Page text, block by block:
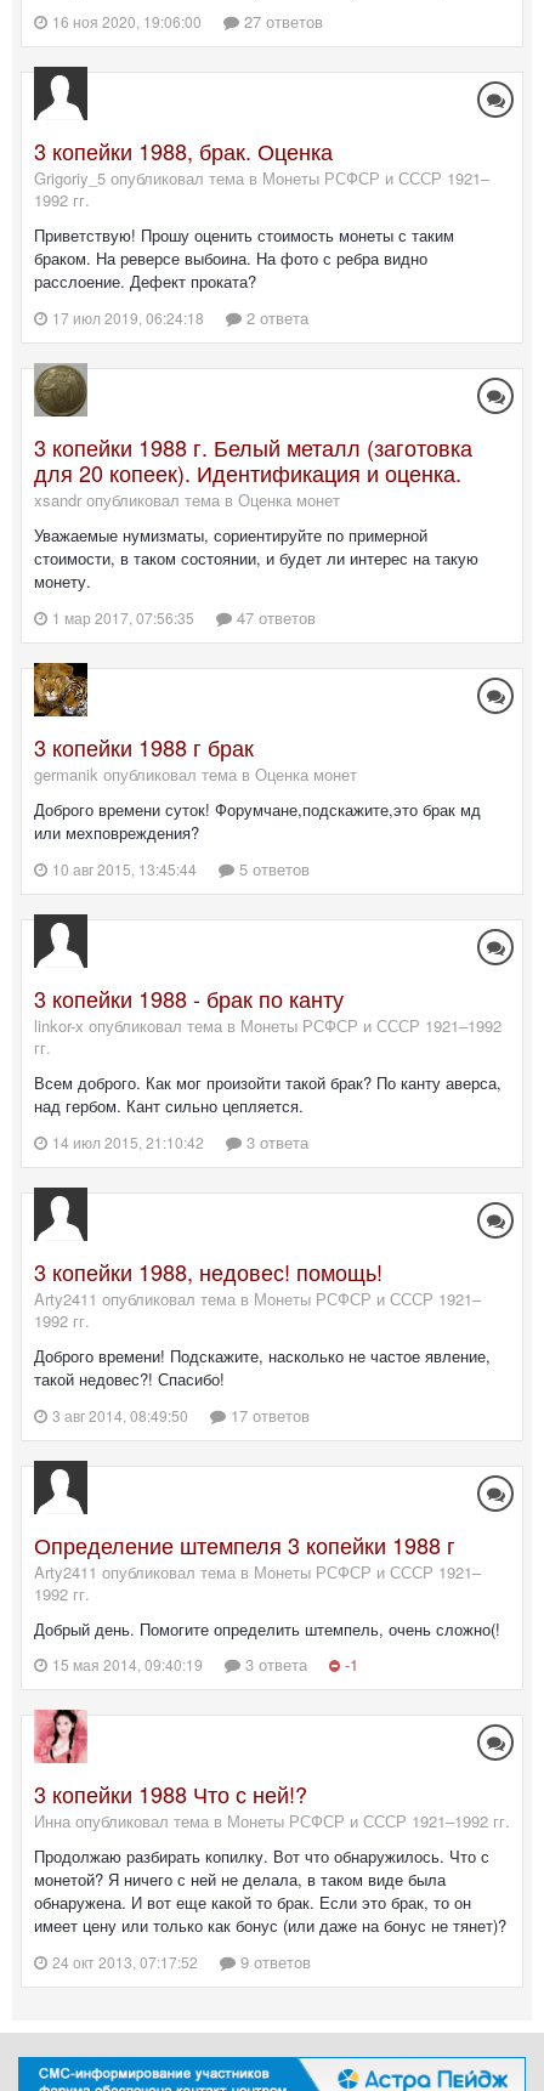
16 ноя 2020, 19:06:00 27 ответов
3 копейки 1988, брак. Оценка
Grigoriy_5 опубликовал тема в Монеты РСФСР и СССР 1921–
1992 гг.
Приветствую! Прошу оценить стоимость монеты с таким
браком. На реверсе выбоина. На фото с ребра видно
расслоение. Дефект проката?
17 июл 2019, 06:24:18 2 ответа
3 копейки 1988 г. Белый металл (заготовка
для 20 копеек). Идентификация и оценка.
xsandr опубликовал тема в Оценка монет
Уважаемые нумизматы, сориентируйте по примерной
стоимости, в таком состоянии, и будет ли интерес на такую
монету.
1 мар 2017, 07:56:35 47 ответов
3 копейки 1988 г брак
germanik опубликовал тема в Оценка монет
Доброго времени суток! Форумчане,подскажите,это брак мд
или мехповреждения?
10 авг 2015, 13:45:44 5 ответов
3 копейки 1988 - брак по канту
linkor-x опубликовал тема в Монеты РСФСР и СССР 1921–1992
гг.
Всем доброго. Как мог произойти такой брак? По канту аверса,
над гербом. Кант сильно цепляется.
14 июл 2015, 21:10:42 3 ответа
3 копейки 1988, недовес! помощь!
Arty2411 опубликовал тема в Монеты РСФСР и СССР 1921–
1992 гг.
Доброго времени! Подскажите, насколько не частое явление,
такой недовес?! Спасибо!
3 авг 2014, 08:49:50 17 ответов
Определение штемпеля 3 копейки 1988 г
Arty2411 опубликовал тема в Монеты РСФСР и СССР 1921–
1992 гг.
Добрый день. Помогите определить штемпель, очень сложно(!
15 мая 2014, 09:40:19 3 ответа -1
3 копейки 1988 Что с ней!?
Инна опубликовал тема в Монеты РСФСР и СССР 1921–1992 гг.
Продолжаю разбирать копилку. Вот что обнаружилось. Что с
монетой? Я ничего с ней не делала, в таком виде была
обнаружена. И вот еще какой то брак. Если это брак, то он
имеет цену или только как бонус (или даже на бонус не тянет)?
24 окт 2013, 07:17:52 9 ответов